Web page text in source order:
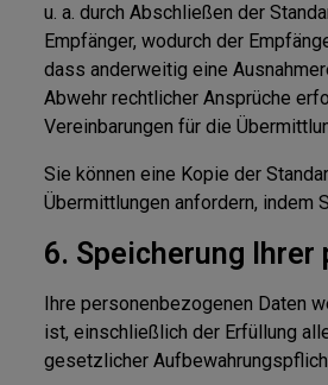
u. a. durch Abschließen der
Empfänger, wodurch der
dass anderweitig eine
Abwehr rechtlicher Ansprüche
Vereinbarungen für die
Sie können eine Kopie der
Übermittlungen anfordern, indem
6. Speicherung Ihrer
Ihre personenbezogenen Daten
ist, einschließlich der Erfüllung
gesetzlicher